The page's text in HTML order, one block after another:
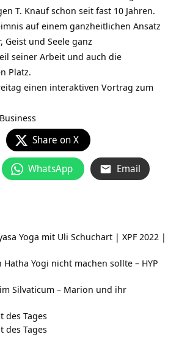
T. Knauf schon seit fast 10 Jahren.
auf einem ganzheitlichen Ansatz
und Seele ganz
seiner Arbeit und auch die
Platz.
einen interaktiven Vortrag zum
Share on X
WhatsApp Email
Yoga mit Uli Schuchart | XPF 2022 |
Hatha Yogi nicht machen sollte – HYP
Silvaticum – Marion und ihr
des Tages
des Tages